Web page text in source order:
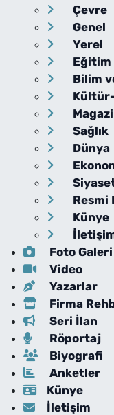
Çevre
Genel
Yerel
Eğitim
Bilim
Sağlık
Dünya
Resmi
Künye
Foto Galeri
Video
Yazarlar
Firma
Seri İlan
Röportaj
Biyografi
Anketler
Künye
İletişim